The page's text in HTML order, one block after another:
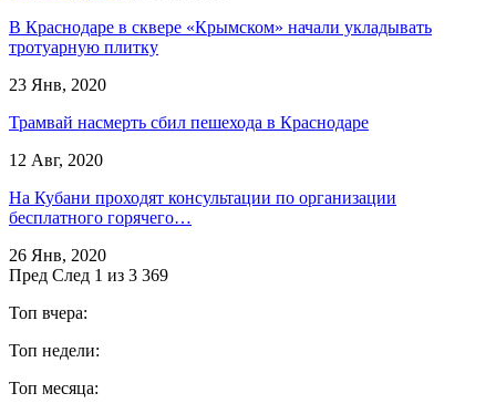
В Краснодаре в сквере «Крымском» начали укладывать
тротуарную плитку
23 Янв, 2020
Трамвай насмерть сбил пешехода в Краснодаре
12 Авг, 2020
На Кубани проходят консультации по организации
бесплатного горячего…
26 Янв, 2020
Пред След 1 из 3 369
Топ вчера:
Топ недели:
Топ месяца: